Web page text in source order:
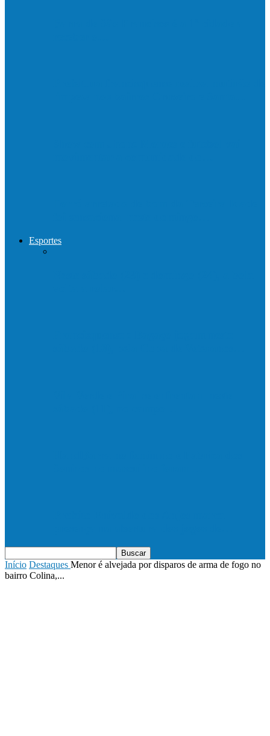
Esportes
Início Destaques Menor é alvejada por disparos de arma de fogo no
bairro Colina,...